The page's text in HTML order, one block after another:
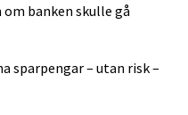
om banken skulle gå
sparpengar – utan risk –